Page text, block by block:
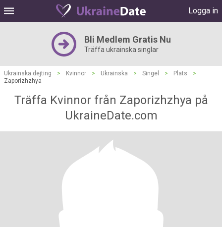
Logga in
Bli Medlem Gratis Nu
Träffa ukrainska singlar
Ukrainska dejting > Kvinnor > Ukrainska > Singel > Plats
>
Zaporizhzhya
Träffa Kvinnor från Zaporizhzhya på
UkraineDate.com